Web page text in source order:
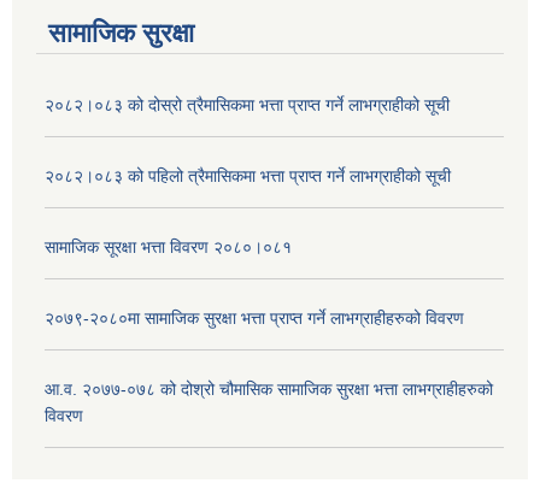
सामाजिक सुरक्षा
२०८२।०८३ को दोस्रो त्रैमासिकमा भत्ता प्राप्‍त गर्ने लाभग्राहीको सूची
२०८२।०८३ को पहिलो त्रैमासिकमा भत्ता प्राप्‍त गर्ने लाभग्राहीको सूची
सामाजिक सूरक्षा भत्ता विवरण २०८०।०८१
२०७९-२०८०मा सामाजिक सुरक्षा भत्ता प्राप्त गर्ने लाभग्राहीहरुको विवरण
आ.व. २०७७-०७८ को दोश्रो चौमासिक सामाजिक सुरक्षा भत्ता लाभग्राहीहरुको
विवरण